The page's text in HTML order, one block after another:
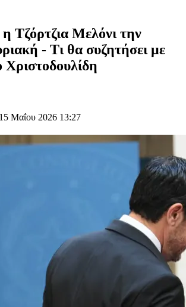
Τζόρτζια Μελόνι την
- Τι θα συζητήσει με
Μαΐου 2026 13:27